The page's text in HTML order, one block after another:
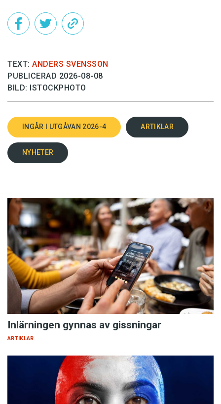
TEXT: ANDERS SVENSSON
PUBLICERAD 2026-08-08
BILD: ISTOCKPHOTO
INGÅR I UTGÅVAN 2026-4 ARTIKLAR
NYHETER
Inlärningen gynnas av gissningar
ARTIKLAR